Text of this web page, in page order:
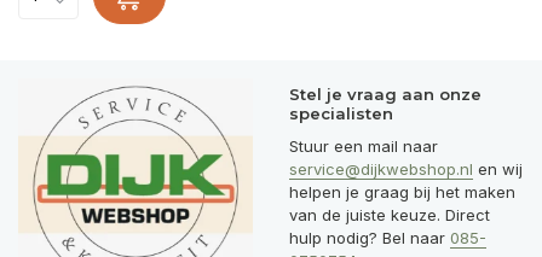
Stel je vraag aan onze
specialisten
Stuur een mail naar
service@dijkwebshop.nl en wij
helpen je graag bij het maken
van de juiste keuze. Direct
hulp nodig? Bel naar 085-